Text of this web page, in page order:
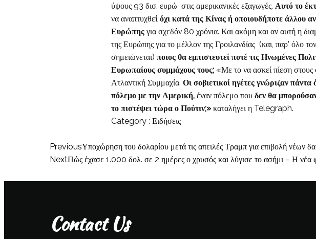
ύψους 93 δισ. ευρώ στις αμερικανικές εξαγωγές.Αυτό το
να αναπτυχθεί όχι κατά της Κίνας ή οποιουδήποτε άλλου
Ευρώπης για σχεδόν 80 χρόνια. Και ακόμη και αν αυτή η
της Ευρώπης για το μέλλον της Γροιλανδίας (και, παρ’ όλο
σημειώνεται)ποιος θα εμπιστευτεί ποτέ τις Ηνωμένες
Ευρωπαίους συμμάχους τους; «Με το να ασκεί πίεση στους
Ατλαντική Συμμαχία.Οι σοβιετικοί ηγέτες γνώριζαν
πόλεμο με την Αμερική, έναν πόλεμο που δεν θα
το πιστέψει τώρα ο Πούτιν;»καταλήγει η Telegraph.
Category : Ειδήσεις
PreviousΥποχώρηση του δολαρίου μετά τις απειλές Τραμπ για επιβολή νέων
NextΠώς έχασε 1.000 δολ. σε 2 ημέρες ο χρυσός και λύγισε το ασήμι – Η νέα
Contact Us